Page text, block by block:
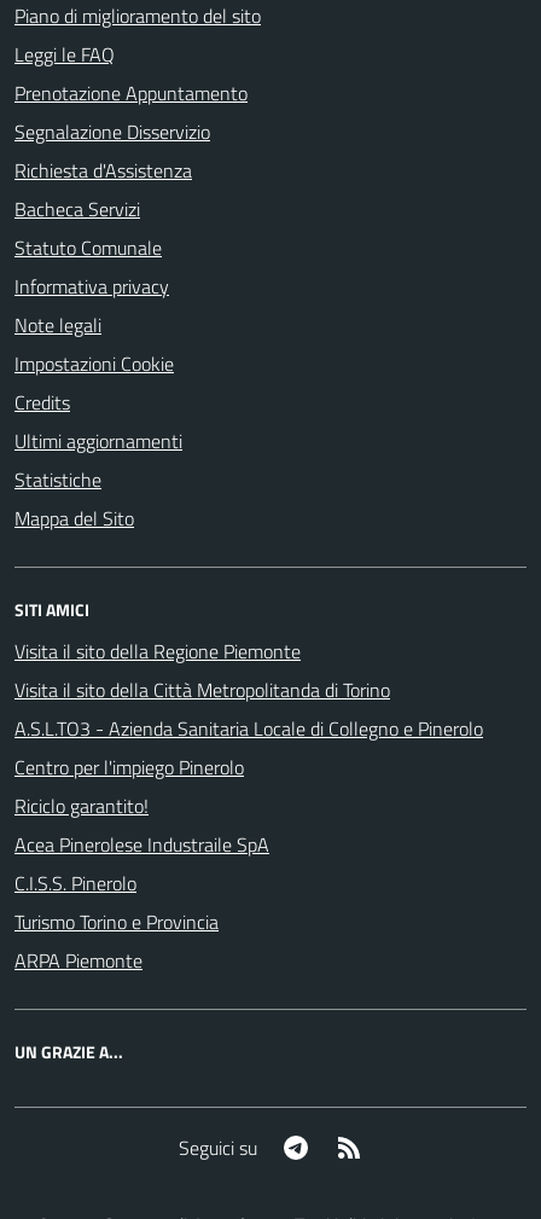
Piano di miglioramento del sito
Leggi le FAQ
Prenotazione Appuntamento
Segnalazione Disservizio
Richiesta d'Assistenza
Bacheca Servizi
Statuto Comunale
Informativa privacy
Note legali
Impostazioni Cookie
Credits
Ultimi aggiornamenti
Statistiche
Mappa del Sito
SITI AMICI
Visita il sito della Regione Piemonte
Visita il sito della Città Metropolitanda di Torino
A.S.L.TO3 - Azienda Sanitaria Locale di Collegno e Pinerolo
Centro per l'impiego Pinerolo
Riciclo garantito!
Acea Pinerolese Industraile SpA
C.I.S.S. Pinerolo
Turismo Torino e Provincia
ARPA Piemonte
UN GRAZIE A...
Seguici su Telegram